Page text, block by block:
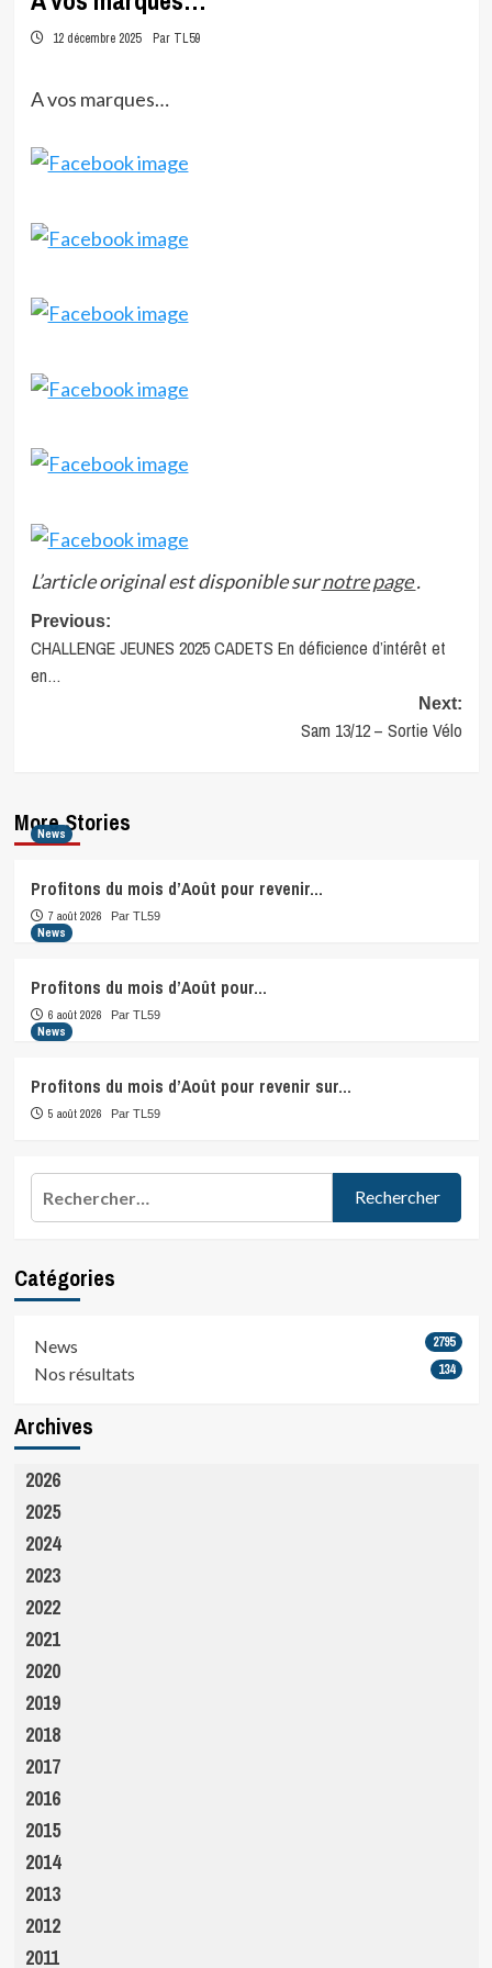
12 décembre 2025 Par TL59
A vos marques…
L’article original est disponible surnotre page.
Post
navigation
Previous:
CHALLENGE JEUNES 2025 CADETS En déficience d’intérêt et
en…
Next:
Sam 13/12 – Sortie Vélo
More Stories
News
Profitons du mois d’Août pour revenir…
7 août 2026 Par TL59
News
Profitons du mois d’Août pour…
6 août 2026 Par TL59
News
Profitons du mois d’Août pour revenir sur…
5 août 2026 Par TL59
Rechercher :
Catégories
News 2795
Nos résultats 134
Archives
2026
2025
2024
2023
2022
2021
2020
2019
2018
2017
2016
2015
2014
2013
2012
2011